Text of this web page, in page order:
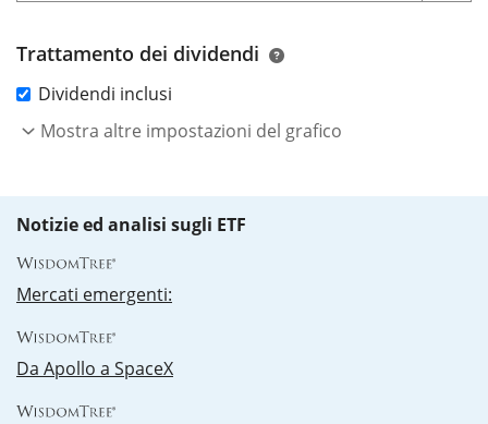
Trattamento dei dividendi
Dividendi inclusi
Mostra altre impostazioni del grafico
Notizie ed analisi sugli ETF
Mercati emergenti:
Da Apollo a SpaceX